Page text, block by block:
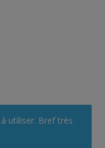
utiliser. Bref très